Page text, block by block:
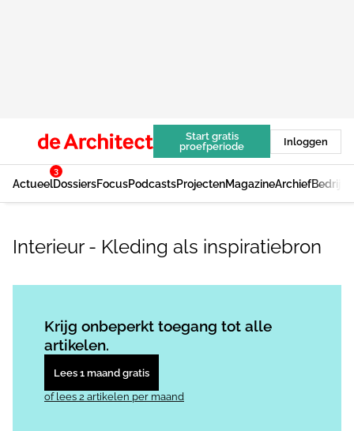
Start gratis
proefperiode
Inloggen
Actueel
3
DossiersFocusPodcastsProjectenMagazineArchief
Interieur - Kleding als inspiratiebron
Krijg onbeperkt toegang tot alle
artikelen.
Lees 1 maand gratis
of lees 2 artikelen per maand